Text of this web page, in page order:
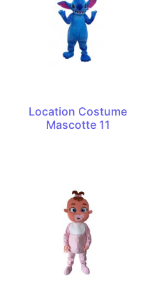
Location Costume
Mascotte 11